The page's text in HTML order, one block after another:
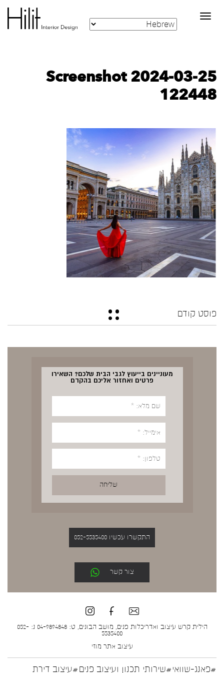
Toggle
navigation
Screenshot 2024-03-25
122448
פוסט קודם
מעוניינים בייעוץ לגבי הבית שלכם? השאירו
פרטים ואחזור אליכם בהקדם
התקשרו עכשיו 052-5535400
צור קשר
הילית קרש עיצוב ואדריכלות פנים, מושב הבונים, ט: 04-9894848 נ: 052-
5535400
עיצוב אתר מוזי
#פאנג-שוואי#שירותי תכנון ועיצוב פנים#עיצוב דירת